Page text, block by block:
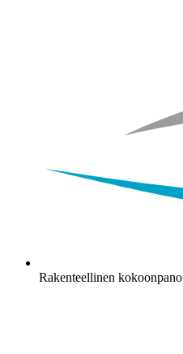
Rakenteellinen kokoonpano